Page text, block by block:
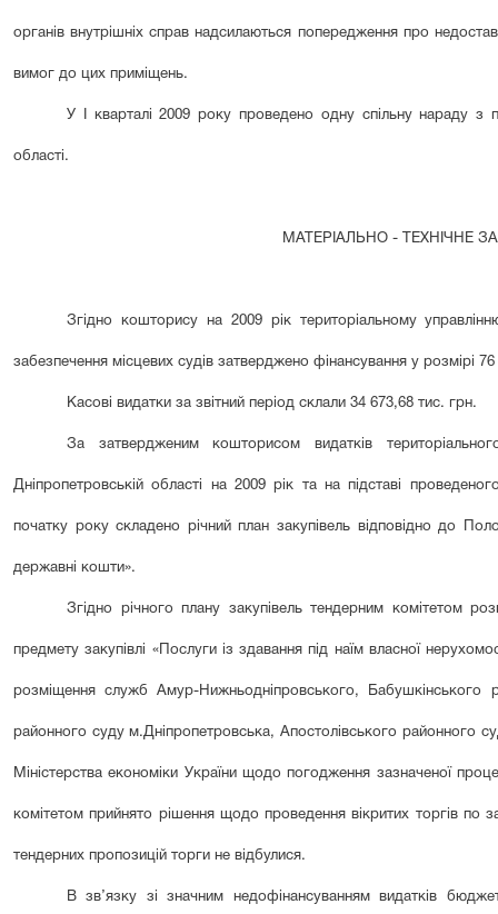
органів внутрішніх справ надсилаються попередження про
вимог до цих приміщень.
У І кварталі 2009 року проведено одну спільну нараду з
області.
МАТЕРІАЛЬНО - ТЕХНІЧНЕ
Згідно кошторису на 2009 рік територіальному
забезпечення місцевих судів затверджено фінансування у розмірі
Касові видатки за звітний період склали 34 673,68 тис. грн.
За затвердженим кошторисом видатків
Дніпропетровській області на 2009 рік та на підставі
початку року складено річний план закупівель відповідно до
державні кошти».
Згідно річного плану закупівель тендерним комітетом
предмету закупівлі «Послуги із здавання під наїм власної
розміщення служб Амур-Нижньодніпровського, Бабушкінського
районного суду м.Дніпропетровська, Апостолівського районного
Міністерства економіки України щодо погодження зазначеної
комітетом прийнято рішення щодо проведення вікритих торгів по
тендерних пропозицій торги не відбулися.
В зв’язку зі значним недофінансуванням видатків